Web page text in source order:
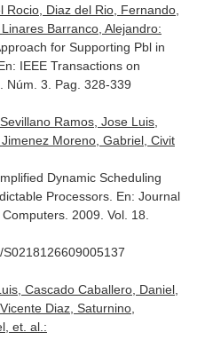
Diaz del Rio, Fernando,
Barranco, Alejandro:
for Supporting Pbl in
IEEE Transactions on
Núm. 3. Pag. 328-339
Ramos, Jose Luis,
Moreno, Gabriel, Civit
Dynamic Scheduling
Processors. En: Journal
. 2009. Vol. 18.
Cascado Caballero, Daniel,
Diaz, Saturnino,
et. al.: